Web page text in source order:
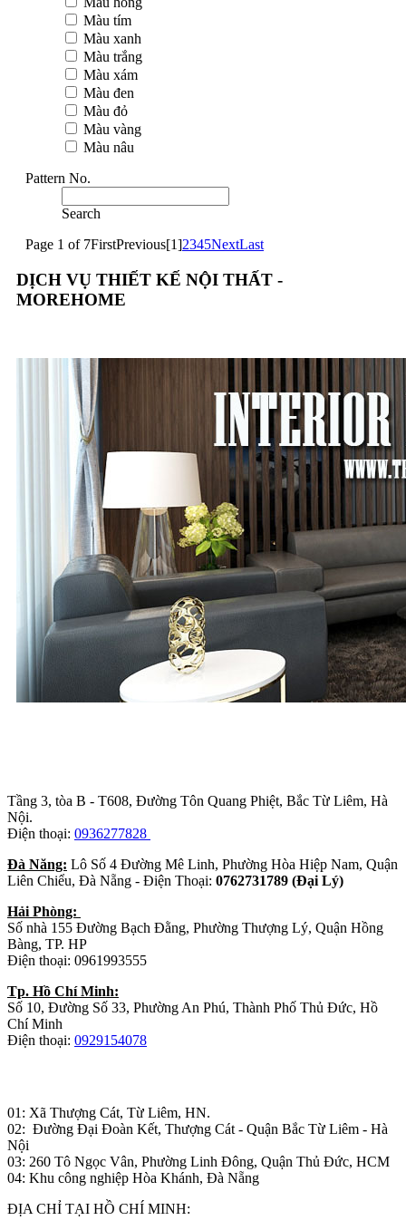
Màu tím
Màu xanh
Màu trắng
Màu xám
Màu đen
Màu đỏ
Màu vàng
Màu nâu
Pattern No.
Search
Page 1 of 7FirstPrevious[1]2345NextLast
DỊCH VỤ THIẾT KẾ NỘI THẤT -
MOREHOME
Tầng 3, tòa B - T608, Đường Tôn Quang Phiệt, Bắc Từ Liêm, Hà
Nội.
Điện thoại: 0936277828
Đà Năng: Lô Số 4 Đường Mê Linh, Phường Hòa Hiệp Nam, Quận
Liên Chiểu, Đà Nẵng - Điện Thoại: 0762731789 (Đại Lý)
Hải Phòng:
Số nhà 155 Đường Bạch Đằng, Phường Thượng Lý, Quận Hồng
Bàng, TP. HP
Điện thoại: 0961993555
Tp. Hồ Chí Minh:
Số 10, Đường Số 33, Phường An Phú, Thành Phố Thủ Đức, Hồ
Chí Minh
Điện thoại: 0929154078
01: Xã Thượng Cát, Từ Liêm, HN.
02: Đường Đại Đoàn Kết, Thượng Cát - Quận Bắc Từ Liêm - Hà
Nội
03: 260 Tô Ngọc Vân, Phường Linh Đông, Quận Thủ Đức, HCM
04: Khu công nghiệp Hòa Khánh, Đà Nẵng
ĐỊA CHỈ TẠI HỒ CHÍ MINH: